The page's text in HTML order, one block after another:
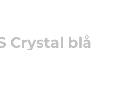
Crystal blå